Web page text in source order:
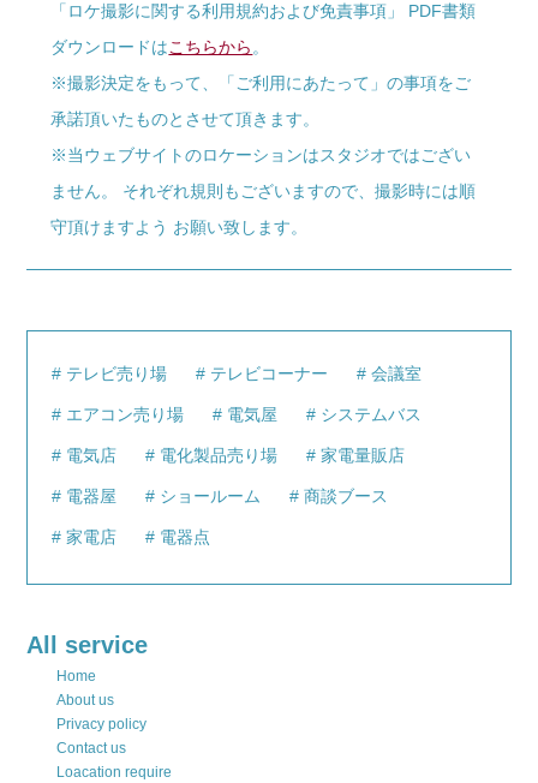
「ロケ撮影に関する利用規約および免責事項」 PDF書類
ダウンロードはこちらから。
※撮影決定をもって、「ご利用にあたって」の事項をご
承諾頂いたものとさせて頂きます。
※当ウェブサイトのロケーションはスタジオではござい
ません。 それぞれ規則もございますので、撮影時には順
守頂けますよう お願い致します。
テレビ売り場 テレビコーナー 会議室
エアコン売り場 電気屋 システムバス
電気店 電化製品売り場 家電量販店
電器屋 ショールーム 商談ブース
家電店 電器点
All service
Home
About us
Privacy policy
Contact us
Loacation require